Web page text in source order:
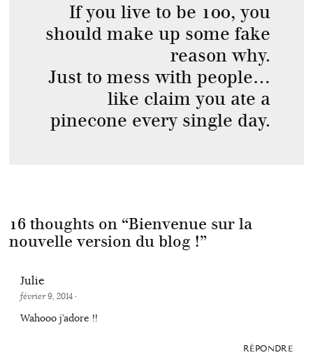
If you live to be 100, you
should make up some fake
reason why.
Just to mess with people…
like claim you ate a
pinecone every single day.
16 thoughts on “Bienvenue sur la
nouvelle version du blog !”
Julie
février 9, 2014·
Wahooo j’adore !!
RÉPONDRE